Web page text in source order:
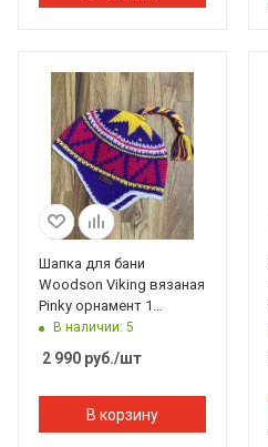
Шапка для бани
Woodson Viking вязаная
Pinky орнамент 1
косичка (розовая)
В наличии: 5
2 990 руб./шт
В корзину